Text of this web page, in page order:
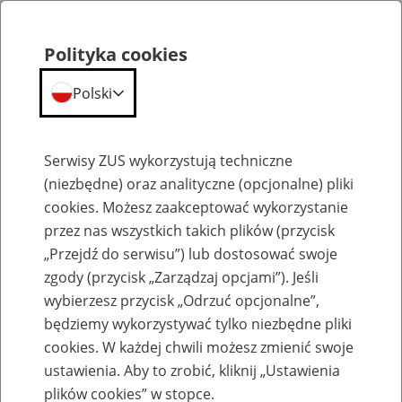
Emerytury
Baza zlikwidowanych lub
przekształconych zakładów pracy
Polityka cookies
Polski
Serwisy ZUS wykorzystują techniczne
(niezbędne) oraz analityczne (opcjonalne) pliki
cookies. Możesz zaakceptować wykorzystanie
przez nas wszystkich takich plików (przycisk
„Przejdź do serwisu”) lub dostosować swoje
zgody (przycisk „Zarządzaj opcjami”). Jeśli
wybierzesz przycisk „Odrzuć opcjonalne”,
będziemy wykorzystywać tylko niezbędne pliki
cookies. W każdej chwili możesz zmienić swoje
ustawienia. Aby to zrobić, kliknij „Ustawienia
plików cookies” w stopce.